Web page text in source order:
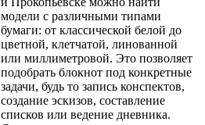
модели с различными типами
бумаги: от классической белой до
цветной, клетчатой, линованной
или миллиметровой. Это позволяет
подобрать блокнот под конкретные
задачи, будь то запись конспектов,
создание эскизов, составление
списков или ведение дневника.